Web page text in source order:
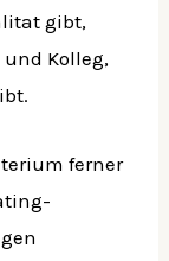
gibt,
und Kolleg,
ferner